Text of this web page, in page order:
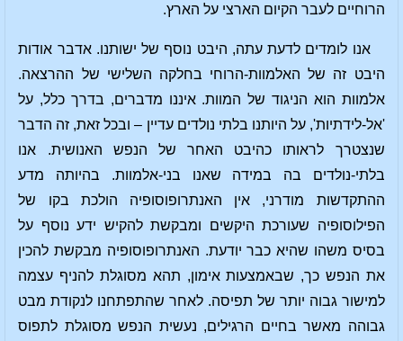
הרוחיים לעבר הקיום הארצי על הארץ.
אנו לומדים לדעת עתה, היבט נוסף של ישותנו. אדבר אודות
היבט זה של האלמוות-הרוחי בחלקה השלישי של ההרצאה.
אלמוות הוא הניגוד של המוות. איננו מדברים, בדרך כלל, על
'אל-לידתיות', על היותנו בלתי נולדים עדיין – ובכל זאת, זה הדבר
שנצטרך לראותו כהיבט האחר של הנפש האנושית. אנו
בלתי-נולדים בה במידה שאנו בני-אלמוות. בהיותה מדע
ההתקדשות מודרני, אין האנתרופוסופיה הולכת בקו של
הפילוסופיה שעורכת היקשים ומבקשת להקיש ידע נוסף על
בסיס משהו שהיא כבר יודעת. האנתרופוסופיה מבקשת להכין
את הנפש כך, שבאמצעות אימון, תהא מסוגלת להניף עצמה
למישור גבוה יותר של תפיסה. לאחר שהתפתחנו לנקודת מבט
גבוהה מאשר בחיים הרגילים, נעשית הנפש מסוגלת לתפוס